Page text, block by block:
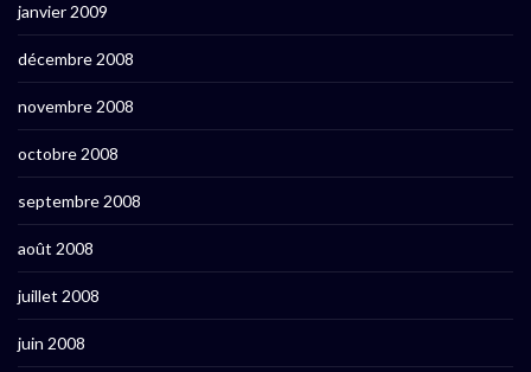
janvier 2009
décembre 2008
novembre 2008
octobre 2008
septembre 2008
août 2008
juillet 2008
juin 2008